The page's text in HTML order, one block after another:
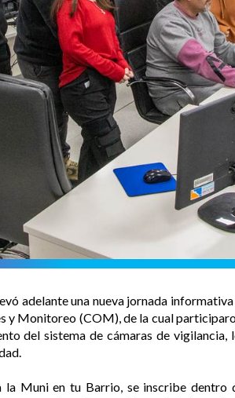
adelante una nueva jornada
Monitoreo (COM), de la cual
del sistema de cámaras de
la Muni en tu Barrio, se inscribe